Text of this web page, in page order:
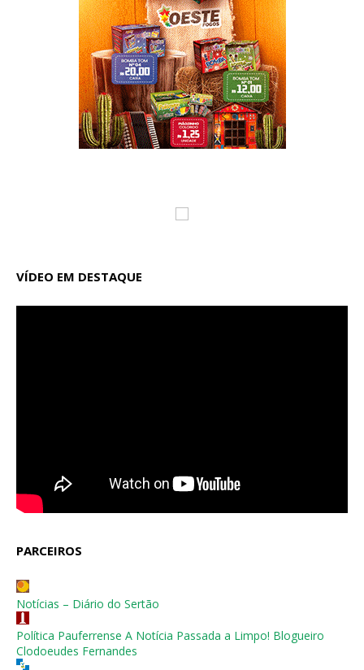
VÍDEO EM DESTAQUE
PARCEIROS
Notícias – Diário do Sertão
Política Pauferrense A Notícia Passada a Limpo! Blogueiro
Clodoeudes Fernandes